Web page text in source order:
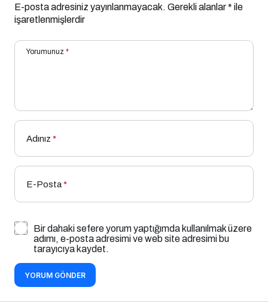
E-posta adresiniz yayınlanmayacak. Gerekli alanlar* ile
işaretlenmişlerdir
Yorumunuz *
Adınız *
E-Posta*
Bir dahaki sefere yorum yaptığımda kullanılmak üzere
adımı, e-posta adresimi ve web site adresimi bu
tarayıcıya kaydet.
YORUM GÖNDER